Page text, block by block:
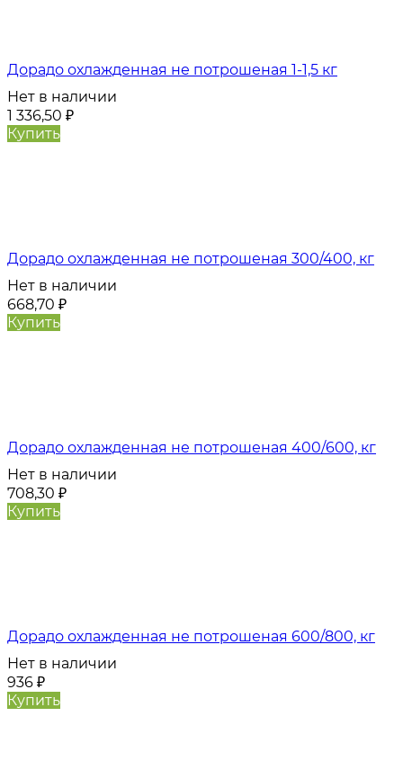
Дорадо охлажденная не потрошеная 1-1,5 кг
Нет в наличии
1 336,50 ₽
Купить
Дорадо охлажденная не потрошеная 300/400, кг
Нет в наличии
668,70 ₽
Купить
Дорадо охлажденная не потрошеная 400/600, кг
Нет в наличии
708,30 ₽
Купить
Дорадо охлажденная не потрошеная 600/800, кг
Нет в наличии
936 ₽
Купить